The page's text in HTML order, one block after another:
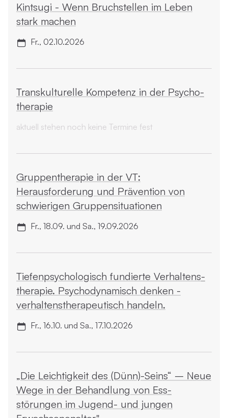
Kintsugi - Wenn Bruchstellen im Leben
stark machen
Fr., 02.10.2026
Transkulturelle Kompetenz in der Psycho­
therapie
aktuell stehen noch keine Termine fest
Gruppen­therapie in der VT:
Herausforderung und Prävention von
schwierigen Gruppensituationen
Fr., 18.09. und Sa., 19.09.2026
Tiefen­psychologisch fundierte Verhaltens­
therapie. Psycho­dynamisch denken -
verhaltenstherapeutisch handeln.
Fr., 16.10. und Sa., 17.10.2026
„Die Leichtigkeit des (Dünn)-Seins“ – Neue
Wege in der Behandlung von Ess­
störungen im Jugend- und jungen